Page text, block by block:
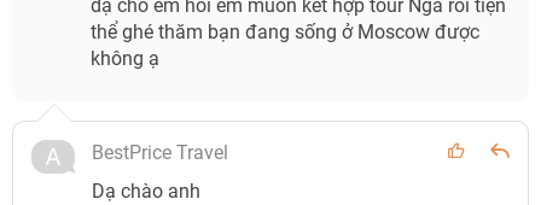
dạ cho em hỏi em muốn kết hợp tour Nga rồi tiện
thể ghé thăm bạn đang sống ở Moscow được
không ạ
BestPrice Travel
Dạ chào anh